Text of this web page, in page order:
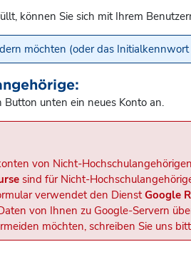
können Sie sich mit Ihrem
möchten (oder das
Button unten ein neues Konto an.
von Nicht-
sind für Nicht-
verwendet den DienstGoogle
von Ihnen zu Google-Servern
möchten, schreiben Sie uns